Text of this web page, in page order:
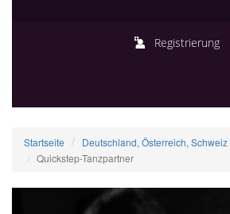
Registrierung
Startseite
Deutschland, Österreich, Schweiz
Quickstep-Tanzpartner